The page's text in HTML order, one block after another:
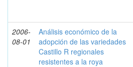
2006-
08-01
Análisis económico de la
adopción de las variedades
Castillo R regionales
resistentes a la roya